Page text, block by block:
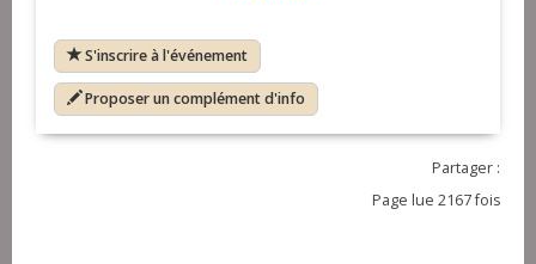
S'inscrire à l'événement
Proposer un complément d'info
Partager :
Page lue 2167 fois